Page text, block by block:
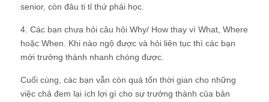
senior, còn đâu ti tỉ thứ phải học.
4. Các bạn chưa hỏi câu hỏi Why/ How thay vì What, Where
hoặc When. Khi nào ngộ được và hỏi liên tục thì các bạn
mới trưởng thành nhanh chóng được.
Cuối cùng, các bạn vẫn còn quá tốn thời gian cho những
việc chả đem lại ích lợi gì cho sự trưởng thành của bản